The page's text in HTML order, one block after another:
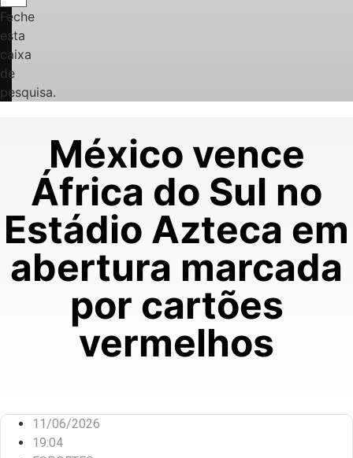
Feche
esta
caixa
de
pesquisa.
México vence
África do Sul no
Estádio Azteca em
abertura marcada
por cartões
vermelhos
11/06/2026
19:04